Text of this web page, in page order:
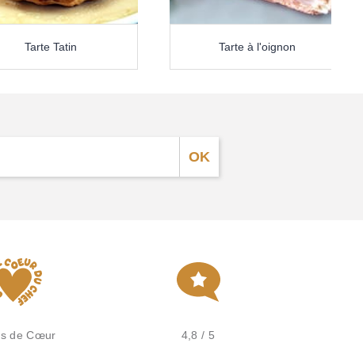
Tarte Tatin Tarte à l'oignon
de Cœur
4,8 / 5